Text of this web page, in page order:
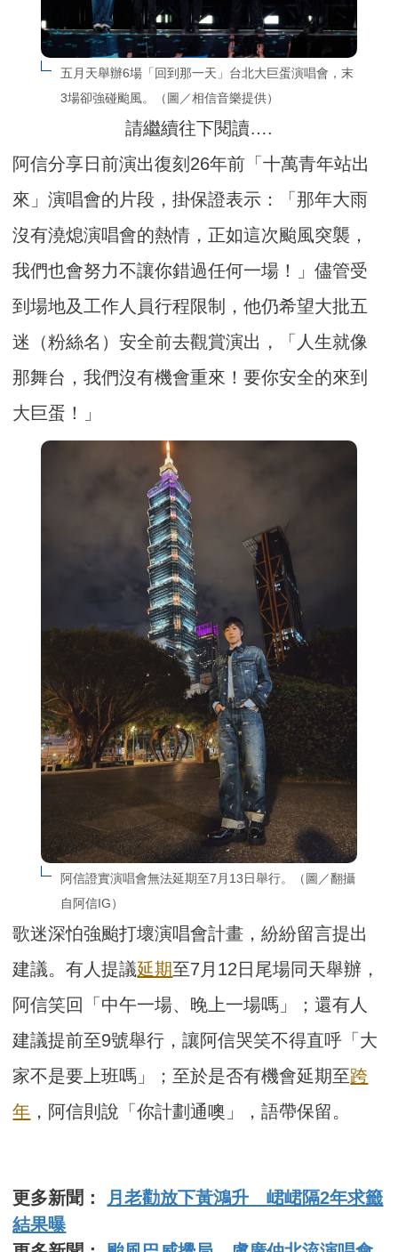
五月天舉辦6場「回到那一天」台北大巨蛋演唱會，末
3場卻強碰颱風。（圖／相信音樂提供）
請繼續往下閱讀….
阿信分享日前演出復刻26年前「十萬青年站出
來」演唱會的片段，掛保證表示：「那年大雨
沒有澆熄演唱會的熱情，正如這次颱風突襲，
我們也會努力不讓你錯過任何一場！」儘管受
到場地及工作人員行程限制，他仍希望大批五
迷（粉絲名）安全前去觀賞演出，「人生就像
那舞台，我們沒有機會重來！要你安全的來到
大巨蛋！」
阿信證實演唱會無法延期至7月13日舉行。（圖／翻攝
自阿信IG）
歌迷深怕強颱打壞演唱會計畫，紛紛留言提出
建議。有人提議延期至7月12日尾場同天舉辦，
阿信笑回「中午一場、晚上一場嗎」；還有人
建議提前至9號舉行，讓阿信哭笑不得直呼「大
家不是要上班嗎」；至於是否有機會延期至跨
年 ，阿信則說「你計劃通噢」，語帶保留。
更多新聞： 月老勸放下黃鴻升 峮峮隔2年求籤
結果曝